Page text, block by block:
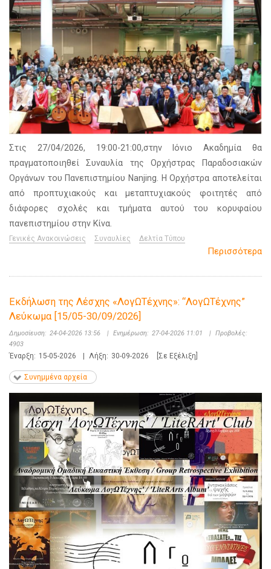
Στις 27/04/2026, 19:00-21:00,στην Ιόνιο Ακαδημία θα
πραγματοποιηθεί Συναυλία της Ορχήστρας Παραδοσιακών
Οργάνων του Πανεπιστημίου Nanjing. Η Ορχήστρα αποτελείται
από προπτυχιακούς και μεταπτυχιακούς φοιτητές από
διάφορες σχολές και τμήματα αυτού του κορυφαίου
πανεπιστημίου στην Κίνα.
Γενικές Ανακοινώσεις Συναυλίες Δελτία Τύπου
Περισσότερα
Εκδήλωση της Λέσχης «ΛογΩΤέχνης»: “ΛογΩΤέχνης”
Λεύκωμα [15/05-30/09/2026]
Δημοσίευση: 24-04-2026 13:56 | Ενημέρωση: 27-04-2026 11:01 | Προβολές:
4903
Έναρξη: 15-05-2026 | Λήξη: 30-09-2026 [Σε Εξέλιξη]
Συνημμένα αρχεία